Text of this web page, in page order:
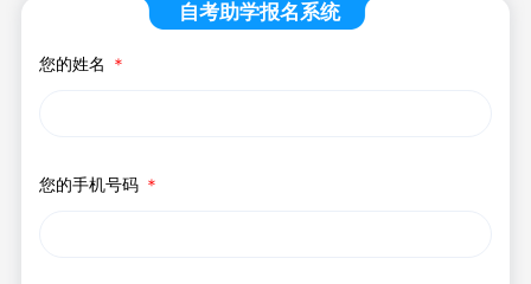
自考助学报名系统
您的姓名 ＊
您的手机号码 ＊